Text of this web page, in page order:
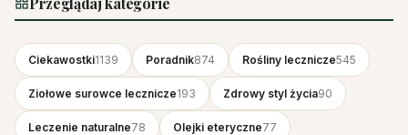
Ciekawostki1139 Poradnik874 Rośliny lecznicze545
Ziołowe surowce lecznicze193 Zdrowy styl życia90
Leczenie naturalne78 Olejki eteryczne77